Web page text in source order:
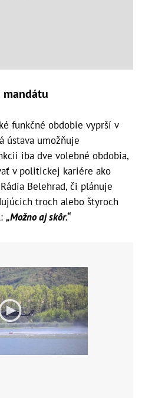
mandátu
funkčné obdobie vyprší v
ústava umožňuje
iba dve volebné obdobia,
v politickej kariére ako
Belehrad, či plánuje
troch alebo štyroch
„Možno aj skôr.“